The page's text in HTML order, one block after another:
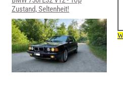
Zustand, Seltenheit!